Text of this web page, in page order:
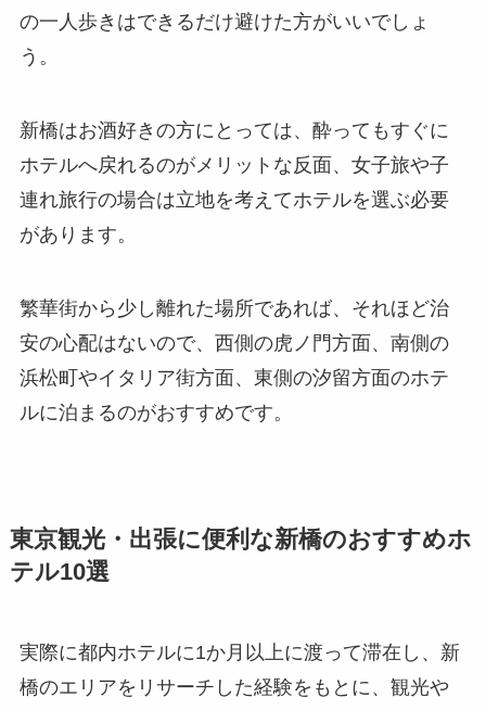
の一人歩きはできるだけ避けた方がいいでしょ
う。
新橋はお酒好きの方にとっては、酔ってもすぐに
ホテルへ戻れるのがメリットな反面、女子旅や子
連れ旅行の場合は立地を考えてホテルを選ぶ必要
があります。
繁華街から少し離れた場所であれば、それほど治
安の心配はないので、西側の虎ノ門方面、南側の
浜松町やイタリア街方面、東側の汐留方面のホテ
ルに泊まるのがおすすめです。
東京観光・出張に便利な新橋のおすすめホ
テル10選
実際に都内ホテルに1か月以上に渡って滞在し、新
橋のエリアをリサーチした経験をもとに、観光や